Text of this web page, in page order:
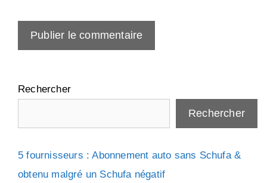
Rechercher
Rechercher
5 fournisseurs : Abonnement auto sans Schufa &
obtenu malgré un Schufa négatif